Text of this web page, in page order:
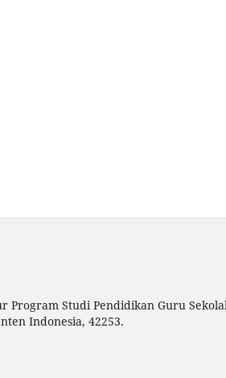
Studi Pendidikan Guru
Indonesia, 42253.